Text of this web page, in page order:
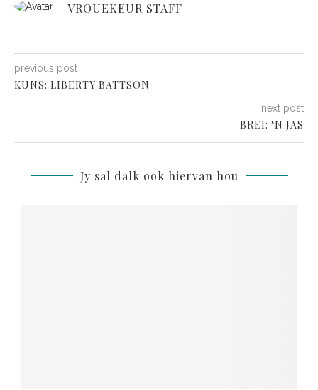
VROUEKEUR STAFF
previous post
KUNS: LIBERTY BATTSON
next post
BREI: ‘N JAS
Jy sal dalk ook hiervan hou